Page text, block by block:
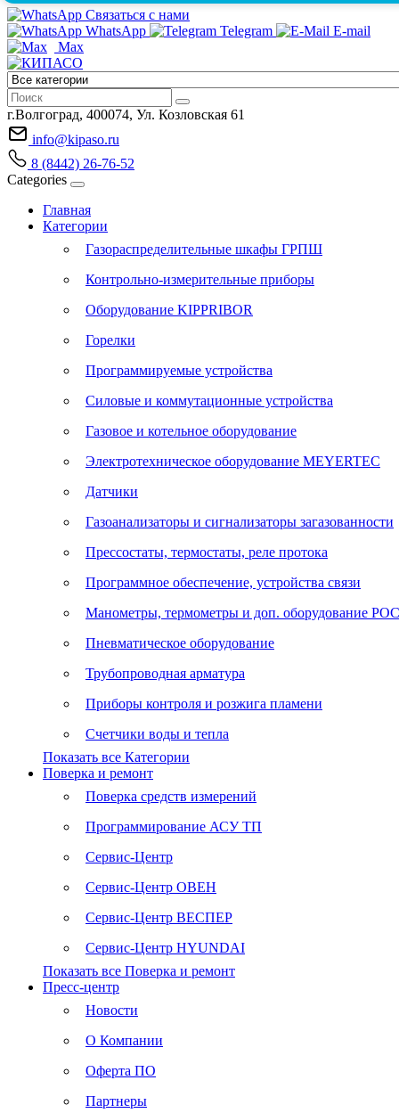
Связаться с нами
WhatsApp
Telegram
E-mail
Max
г.Волгоград, 400074, Ул. Козловская 61
info@kipaso.ru
8 (8442) 26-76-52
Categories
Главная
Категории
Газораспределительные шкафы ГРПШ
Контрольно-измерительные приборы
Оборудование KIPPRIBOR
Горелки
Программируемые устройства
Силовые и коммутационные устройства
Газовое и котельное оборудование
Электротехническое оборудование MEYERTEC
Датчики
Газоанализаторы и сигнализаторы загазованности
Прессостаты, термостаты, реле протока
Программное обеспечение, устройства связи
Манометры, термометры и доп. оборудование
Пневматическое оборудование
Трубопроводная арматура
Приборы контроля и розжига пламени
Счетчики воды и тепла
Показать все Категории
Поверка и ремонт
Поверка средств измерений
Программирование АСУ ТП
Сервис-Центр
Сервис-Центр ОВЕН
Сервис-Центр ВЕСПЕР
Сервис-Центр HYUNDAI
Показать все Поверка и ремонт
Пресс-центр
Новости
О Компании
Оферта ПО
Партнеры